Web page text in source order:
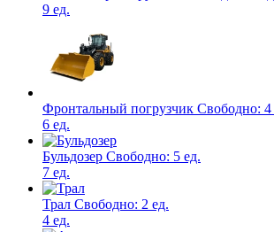
9 ед.
Фронтальный погрузчик Свободно: 4
6 ед.
Бульдозер Свободно: 5 ед.
7 ед.
Трал Свободно: 2 ед.
4 ед.